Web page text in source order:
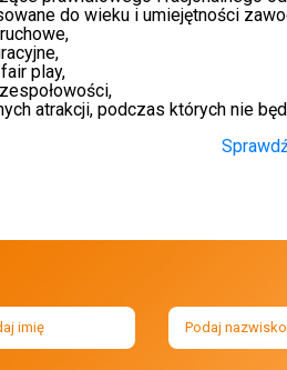
do wieku i umiejętności
play,
atrakcji, podczas których nie